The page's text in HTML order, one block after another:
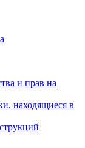
и прав на
находящиеся в